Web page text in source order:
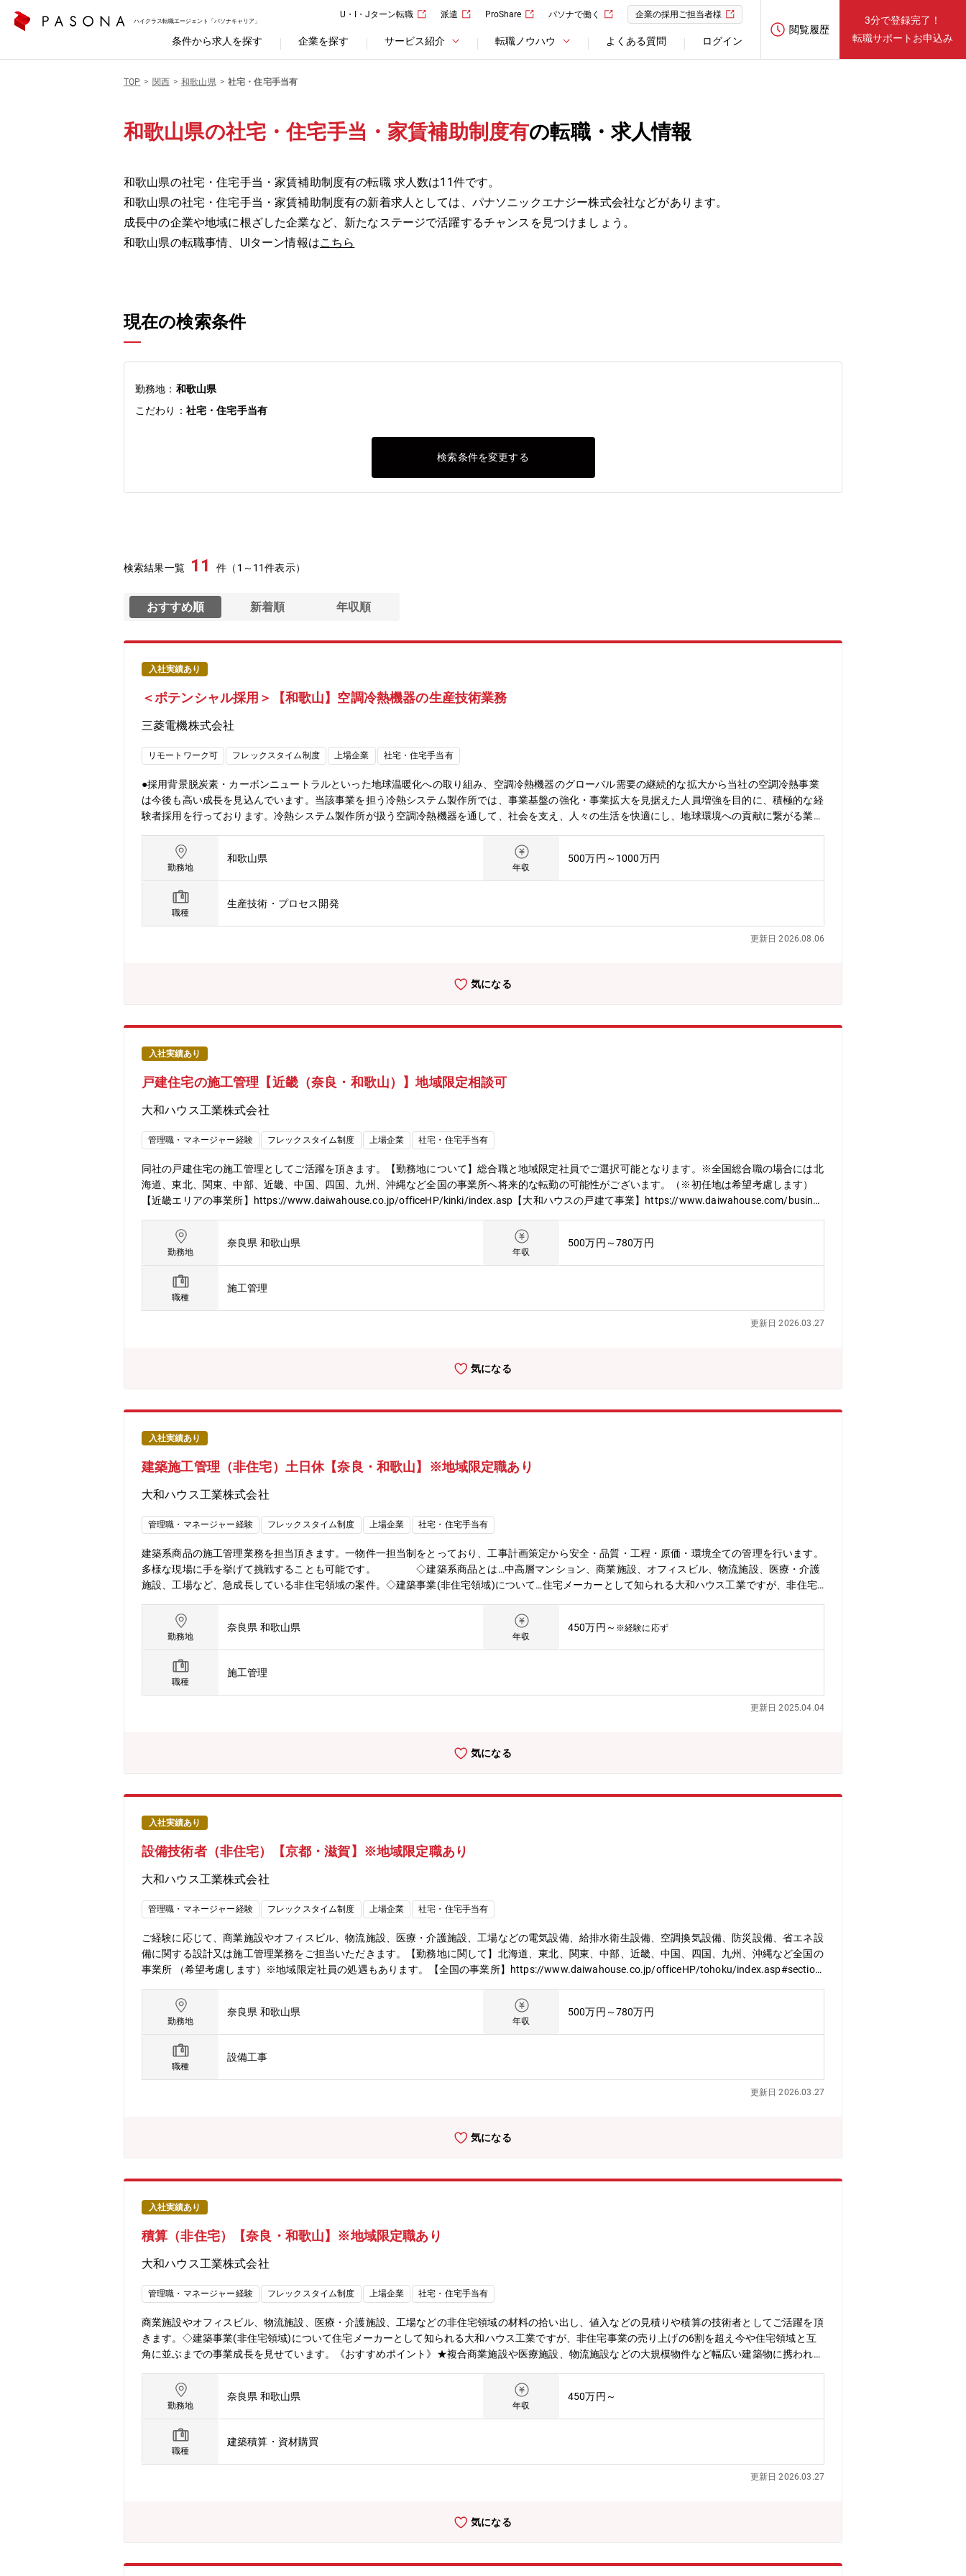
ハイクラス転職エージェント「パソナキャリア」
U・I・Jターン転職 派遣 ProShare パソナで働く 企業の採用ご担当者様
条件から求人を探す 企業を探す サービス紹介 転職ノウハウ よくある質問 ログイン
閲覧履歴
3分で登録完了！
転職サポートお申込み
TOP 関西 和歌山県 社宅・住宅手当有
和歌山県の社宅・住宅手当・家賃補助制度有の転職・求人情報
和歌山県の社宅・住宅手当・家賃補助制度有の転職 求人数は11件です。
和歌山県の社宅・住宅手当・家賃補助制度有の新着求人としては、パナソニックエナジー株式会社などがあります。
成長中の企業や地域に根ざした企業など、新たなステージで活躍するチャンスを見つけましょう。
和歌山県の転職事情、UIターン情報はこちら
現在の検索条件
勤務地： 和歌山県
こだわり： 社宅・住宅手当有
検索条件を変更する
検索結果一覧 11 件（1～11件表示）
おすすめ順 新着順 年収順
入社実績あり
＜ポテンシャル採用＞【和歌山】空調冷熱機器の生産技術業務
三菱電機株式会社
リモートワーク可 フレックスタイム制度 上場企業 社宅・住宅手当有
●採用背景脱炭素・カーボンニュートラルといった地球温暖化への取り組み、空調冷熱機器のグローバル需要の継続的な拡大から当社の空調冷熱事業
は今後も高い成長を見込んでいます。当該事業を担う冷熱システム製作所では、事業基盤の強化・事業拡大を見据えた人員増強を目的に、積極的な経
験者採用を行っております。冷熱システム製作所が扱う空調冷熱機器を通して、社会を支え、人々の生活を快適にし、地球環境への貢献に繋がる業務
空調冷熱機器の製品組立および部品加工における生産性改善業務（トヨタ生産方式を基盤とした各種改善活動の推進）≪具体的には≫空調冷熱機器生
産に関わる製造企画スタッフとして、トータルリードタイム短縮を目的に各種改善業務に携わっていただきます。担当職場の生産性向上にむけた分析
から改善提案・実行いただきながら、将来を見据えた製造戦略の企画にも参画いただき、生産ライン構想の提案と各種プロジェクトを実行・推進いた
だきます。●使用言語、環境、ツール、資格等海外拠点とのやり取りは英語を必要とする場合がありますが、必須スキルではありません。業務でプロ
グラムを組むことはほとんどありませんが、Excel、Word、PPT等の基本ツールを使用します。AccessやPowerBIの知識があると効率的に業務遂行い
ただけます。●組織のミッション・製造管理部事業環境を見据えた工場機能全般の企画・運営、生産体制整備及び製造技術開発。国内、海外拠点、関
連取引先を含めた改善推進による工場機能の強化・製造企画課工場運営全般に関わる企画スタッフとして、最適な工場運営の計画、立案及び実行推
でき、自身の提案の改善効果を肌で感じることができます。・海外拠点への出張や人材交流等もあり、希望があればグローバルにも活躍できます。・
企画担当、海外拠点支援、海外駐在→製造企画グループリーダー、工作部門係長、グローバル戦略企画など●職場環境①出張：有 (頻度：1回/2か月、
での勤務を前提）③リモートワーク：可 (週1日程度利用可能な時期・職場もあるが、繁閑・業務内容による)④中途社員の割合：約15%（主務職の
勤務地
和歌山県
年収
500万円～1000万円
職種
生産技術・プロセス開発
更新日 2026.08.06
気になる
入社実績あり
戸建住宅の施工管理【近畿（奈良・和歌山）】地域限定相談可
大和ハウス工業株式会社
管理職・マネージャー経験 フレックスタイム制度 上場企業 社宅・住宅手当有
同社の戸建住宅の施工管理としてご活躍を頂きます。【勤務地について】総合職と地域限定社員でご選択可能となります。※全国総合職の場合には北
海道、東北、関東、中部、近畿、中国、四国、九州、沖縄など全国の事業所へ将来的な転勤の可能性がございます。（※初任地は希望考慮します）
【近畿エリアの事業所】https://www.daiwahouse.co.jp/officeHP/kinki/index.asp【大和ハウスの戸建て事業】https://www.daiwahouse.com/busines
勤務地
奈良県 和歌山県
年収
500万円～780万円
職種
施工管理
更新日 2026.03.27
気になる
入社実績あり
建築施工管理（非住宅）土日休【奈良・和歌山】※地域限定職あり
大和ハウス工業株式会社
管理職・マネージャー経験 フレックスタイム制度 上場企業 社宅・住宅手当有
建築系商品の施工管理業務を担当頂きます。一物件一担当制をとっており、工事計画策定から安全・品質・工程・原価・環境全ての管理を行います。
多様な現場に手を挙げて挑戦することも可能です。 ◇建築系商品とは…中高層マンション、商業施設、オフィスビル、物流施設、医療・介護
施設、工場など、急成長している非住宅領域の案件。◇建築事業(非住宅領域)について…住宅メーカーとして知られる大和ハウス工業ですが、非住宅
ル、物流施設、医療・介護施設、工場などの施工管理業務《おすすめポイント》★複合商業施設や医療施設、物流施設などの大規模物件など幅広い建
築物に携われます。
勤務地
奈良県 和歌山県
年収
450万円～ ※経験に応ず
職種
施工管理
更新日 2025.04.04
気になる
入社実績あり
設備技術者（非住宅）【京都・滋賀】※地域限定職あり
大和ハウス工業株式会社
管理職・マネージャー経験 フレックスタイム制度 上場企業 社宅・住宅手当有
ご経験に応じて、商業施設やオフィスビル、物流施設、医療・介護施設、工場などの電気設備、給排水衛生設備、空調換気設備、防災設備、省エネ設
備に関する設計又は施工管理業務をご担当いただきます。【勤務地に関して】北海道、東北、関東、中部、近畿、中国、四国、九州、沖縄など全国の
事業所 （希望考慮します）※地域限定社員の処遇もあります。【全国の事業所】https://www.daiwahouse.co.jp/officeHP/tohoku/index.asp#section
勤務地
奈良県 和歌山県
年収
500万円～780万円
職種
設備工事
更新日 2026.03.27
気になる
入社実績あり
積算（非住宅）【奈良・和歌山】※地域限定職あり
大和ハウス工業株式会社
管理職・マネージャー経験 フレックスタイム制度 上場企業 社宅・住宅手当有
商業施設やオフィスビル、物流施設、医療・介護施設、工場などの非住宅領域の材料の拾い出し、値入などの見積りや積算の技術者としてご活躍を頂
きます。◇建築事業(非住宅領域)について住宅メーカーとして知られる大和ハウス工業ですが、非住宅事業の売り上げの6割を超え今や住宅領域と互
角に並ぶまでの事業成長を見せています。《おすすめポイント》★複合商業施設や医療施設、物流施設などの大規模物件など幅広い建築物に携われま
勤務地
奈良県 和歌山県
年収
450万円～
職種
建築積算・資材購買
更新日 2026.03.27
気になる